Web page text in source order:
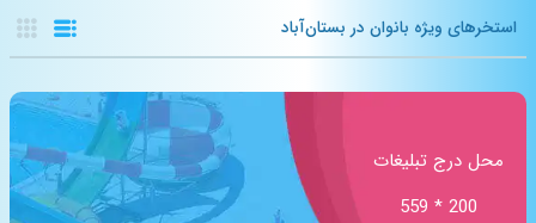
استخرهای ویژه بانوان در بستان‌آباد
محل درج تبلیغات
200 * 559